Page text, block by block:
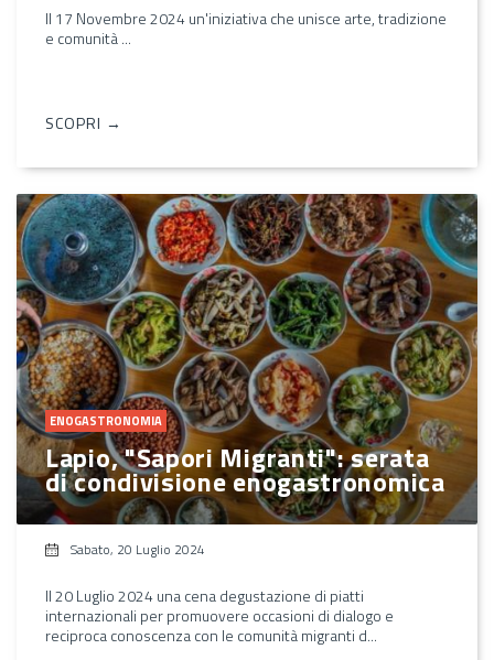
Il 17 Novembre 2024 un'iniziativa che unisce arte, tradizione
e comunità ...
SCOPRI →
ENOGASTRONOMIA
Lapio, "Sapori Migranti": serata
di condivisione enogastronomica
Sabato, 20 Luglio 2024
Il 20 Luglio 2024 una cena degustazione di piatti
internazionali per promuovere occasioni di dialogo e
reciproca conoscenza con le comunità migranti d...